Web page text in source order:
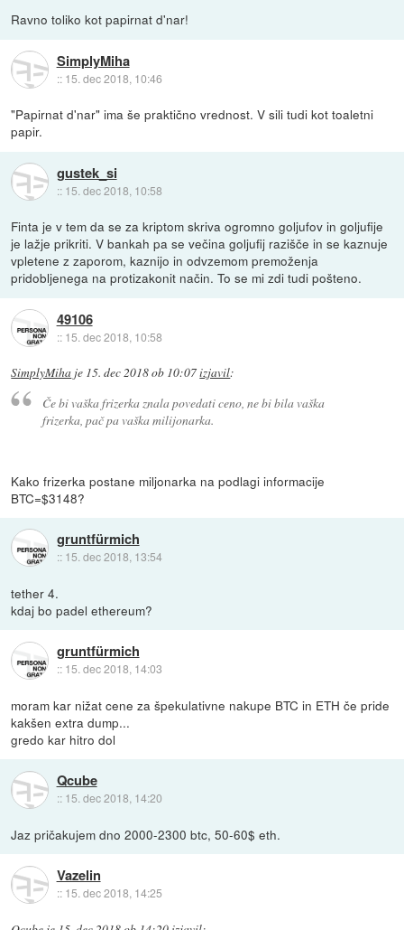
Ravno toliko kot papirnat d'nar!
SimplyMiha
:: 15. dec 2018, 10:46
"Papirnat d'nar" ima še praktično vrednost. V sili tudi kot toaletni
papir.
gustek_si
:: 15. dec 2018, 10:58
Finta je v tem da se za kriptom skriva ogromno goljufov in goljufije
je lažje prikriti. V bankah pa se večina goljufij razišče in se kaznuje
vpletene z zaporom, kaznijo in odvzemom premoženja
pridobljenega na protizakonit način. To se mi zdi tudi pošteno.
49106
:: 15. dec 2018, 10:58
SimplyMiha je 15. dec 2018 ob 10:07izjavil:
Če bi vaška frizerka znala povedati ceno, ne bi bila vaška
frizerka, pač pa vaška milijonarka.
Kako frizerka postane miljonarka na podlagi informacije
BTC=$3148?
gruntfürmich
:: 15. dec 2018, 13:54
tether 4.
kdaj bo padel ethereum?
gruntfürmich
:: 15. dec 2018, 14:03
moram kar nižat cene za špekulativne nakupe BTC in ETH če pride
kakšen extra dump...
gredo kar hitro dol
Qcube
:: 15. dec 2018, 14:20
Jaz pričakujem dno 2000-2300 btc, 50-60$ eth.
Vazelin
:: 15. dec 2018, 14:25